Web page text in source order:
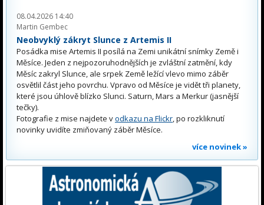
08.04.2026 14:40
Martin Gembec
Neobvyklý zákryt Slunce z Artemis II
Posádka mise Artemis II posílá na Zemi unikátní snímky Země i
Měsíce. Jeden z nejpozoruhodnějších je zvláštní zatmění, kdy
Měsíc zakryl Slunce, ale srpek Země ležící vlevo mimo záběr
osvětlil část jeho povrchu. Vpravo od Měsíce je vidět tři planety,
které jsou úhlově blízko Slunci. Saturn, Mars a Merkur (jasnější
tečky).
Fotografie z mise najdete vodkazu na Flickr, po rozkliknutí
novinky uvidíte zmiňovaný záběr Měsíce.
více novinek »